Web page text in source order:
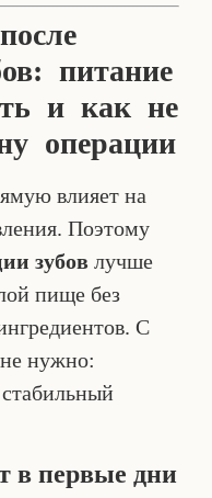
питание
и как не
операции
влияет на
Поэтому
зубов лучше
пище без
С
не нужно:
в первые дни